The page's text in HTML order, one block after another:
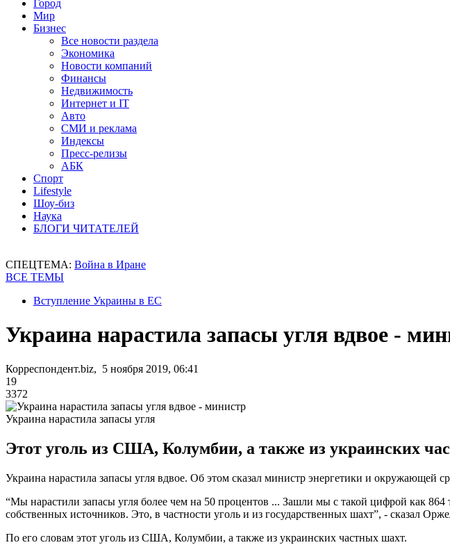
Город
Мир
Бизнес
Все новости раздела
Экономика
Новости компаний
Финансы
Недвижимость
Интернет и IT
Авто
СМИ и реклама
Индексы
Пресс-релизы
АБК
Спорт
Lifestyle
Шоу-биз
Наука
БЛОГИ ЧИТАТЕЛЕЙ
СПЕЦТЕМА: Война в Иране
ВСЕ ТЕМЫ
Вступление Украины в ЕС
Украина нарастила запасы угля вдвое -
Корреспондент.biz, 5 ноября 2019, 06:41
19
3372
Украина нарастила запасы угля
Этот уголь из США, Колумбии, а также из украинских
Украина нарастила запасы угля вдвое. Об этом сказал министр энергетики и окружающей
“Мы нарастили запасы угля более чем на 50 процентов ... Зашли мы с такой цифрой как
собственных источников. Это, в частности уголь и из государственных шахт”, - сказал
По его словам этот уголь из США, Колумбии, а также из украинских частных шахт.